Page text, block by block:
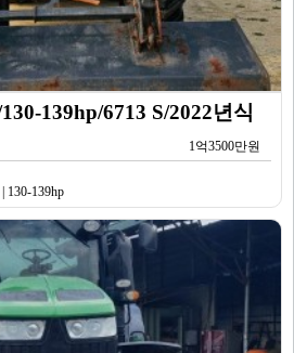
139hp/6713 S/2022년식
1억3500만원
130-139hp